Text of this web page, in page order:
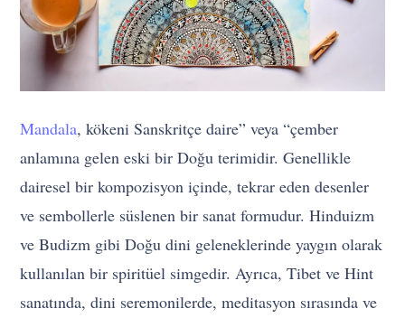
Mandala, kökeni Sanskritçe daire” veya “çember
anlamına gelen eski bir Doğu terimidir. Genellikle
dairesel bir kompozisyon içinde, tekrar eden desenler
ve sembollerle süslenen bir sanat formudur. Hinduizm
ve Budizm gibi Doğu dini geleneklerinde yaygın olarak
kullanılan bir spiritüel simgedir. Ayrıca, Tibet ve Hint
sanatında, dini seremonilerde, meditasyon sırasında ve